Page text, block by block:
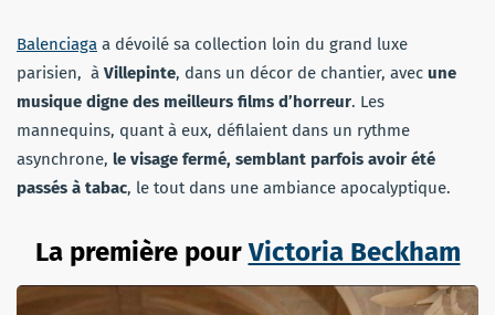
Balenciaga a dévoilé sa collection loin du grand luxe
parisien, à Villepinte, dans un décor de chantier, avec une
musique digne des meilleurs films d’horreur. Les
mannequins, quant à eux, défilaient dans un rythme
asynchrone, le visage fermé, semblant parfois avoir été
passés à tabac, le tout dans une ambiance apocalyptique.
La première pourVictoria Beckham